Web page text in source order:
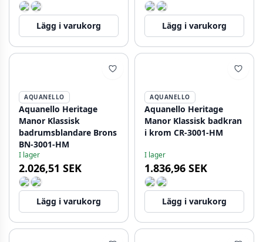
Lägg i varukorg Lägg i varukorg
AQUANELLO
Aquanello Heritage
Manor Klassisk
badrumsblandare Brons
BN-3001-HM
I lager
2.026,51 SEK
Lägg i varukorg
AQUANELLO
Aquanello Heritage
Manor Klassisk badkran
i krom CR-3001-HM
I lager
1.836,96 SEK
Lägg i varukorg